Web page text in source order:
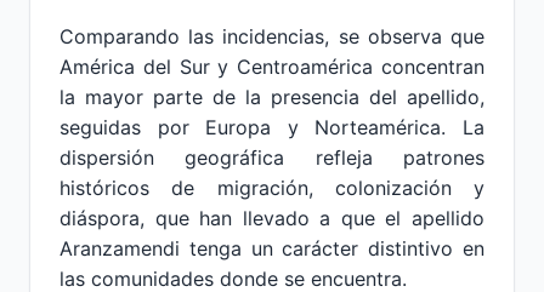
Comparando las incidencias, se observa que
América del Sur y Centroamérica concentran
la mayor parte de la presencia del apellido,
seguidas por Europa y Norteamérica. La
dispersión geográfica refleja patrones
históricos de migración, colonización y
diáspora, que han llevado a que el apellido
Aranzamendi tenga un carácter distintivo en
las comunidades donde se encuentra.